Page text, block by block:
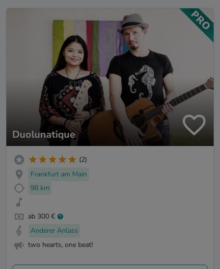
Duolunatique
(2)
Frankfurt am Main
98 km
ab 300 €
Anderer Anlass
two hearts, one beat!